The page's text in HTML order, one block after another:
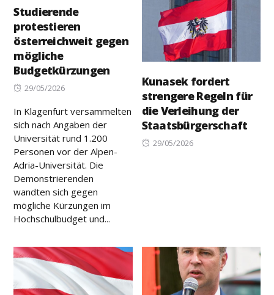
Studierende
protestieren
österreichweit gegen
mögliche
Budgetkürzungen
Posted
29/05/2026
In Klagenfurt versammelten
sich nach Angaben der
Universität rund 1.200
Personen vor der Alpen-
Adria-Universität. Die
Demonstrierenden
wandten sich gegen
mögliche Kürzungen im
Hochschulbudget und...
Kunasek fordert
strengere Regeln für
die Verleihung der
Staatsbürgerschaft
Posted
29/05/2026